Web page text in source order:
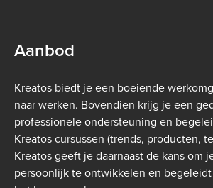
Aanbod
Kreatos biedt je een boeiende
naar werken. Bovendien krijg je een
professionele ondersteuning en
Kreatos cursussen (trends, producten,
Kreatos geeft je daarnaast de kans om
persoonlijk te ontwikkelen en